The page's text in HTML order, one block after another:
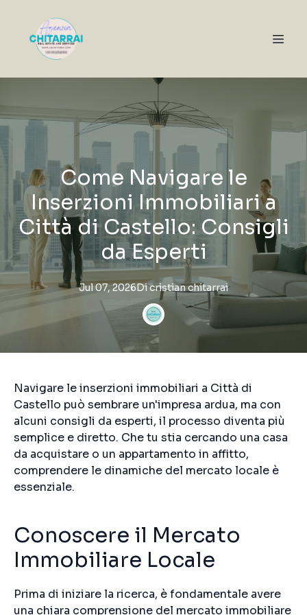
Come Navigare le
Inserzioni Immobiliari a
Città di Castello: Consigli
da Esperti
Jul 07, 2026Dicristianchitarrai
Navigare le inserzioni immobiliari a Città di
Castello può sembrare un'impresa ardua, ma con
alcuni consigli da esperti, il processo diventa più
semplice e diretto. Che tu stia cercando una casa
da acquistare o un appartamento in affitto,
comprendere le dinamiche del mercato locale è
essenziale.
Conoscere il Mercato
Immobiliare Locale
Prima di iniziare la ricerca, è fondamentale avere
una chiara comprensione del mercato immobiliare